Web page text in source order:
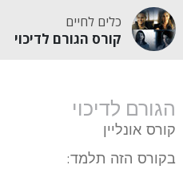
כלים לחיים
קורס הגורם לדיכוי
הגורם לדיכוי
קורס אונליין
בקורס הזה תלמד: